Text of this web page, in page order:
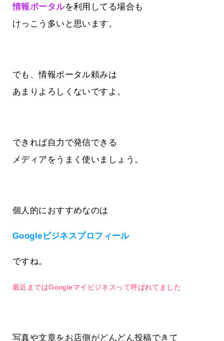
情報ポータルを利用してる場合も
けっこう多いと思います。
でも、情報ポータル頼みは
あまりよろしくないですよ。
できれば自力で発信できる
メディアをうまく使いましょう。
個人的におすすめなのは
Googleビジネスプロフィール
ですね。
最近まではGoogleマイビジネスって呼ばれてました
写真や文章をお店側がどんどん投稿できて